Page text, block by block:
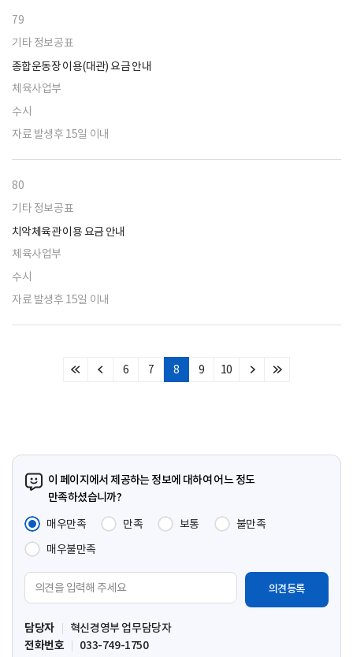
79
기타 정보공표
종합운동장 이용(대관) 요금 안내
체육사업부
수시
자료 발생후 15일 이내
80
기타 정보공표
치악체육관 이용 요금 안내
체육사업부
수시
자료 발생후 15일 이내
처
이
6 7 8 9 10
다
마
이 페이지에서 제공하는 정보에 대하여 어느 정도
만족하셨습니까?
매우만족
만족 보통
불만족
매우불만족
견
입
력
담당자
혁신경영부 업무담당자
전화번호
033-749-1750